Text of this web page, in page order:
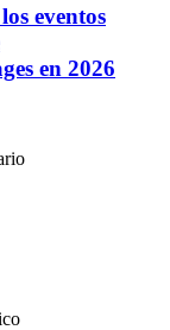
eventos
en 2026